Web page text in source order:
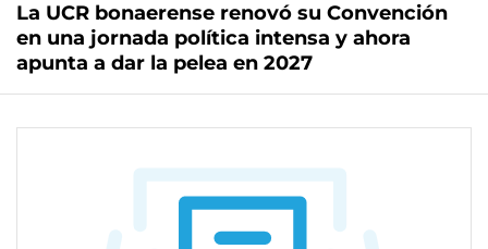
La UCR bonaerense renovó su Convención
en una jornada política intensa y ahora
apunta a dar la pelea en 2027